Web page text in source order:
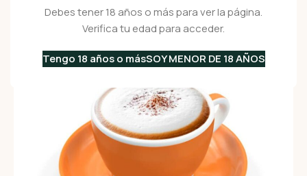
Debes tener 18 años o más para ver la página.
Verifica tu edad para acceder.
Tengo 18 años o másSOY MENOR DE 18 AÑOS